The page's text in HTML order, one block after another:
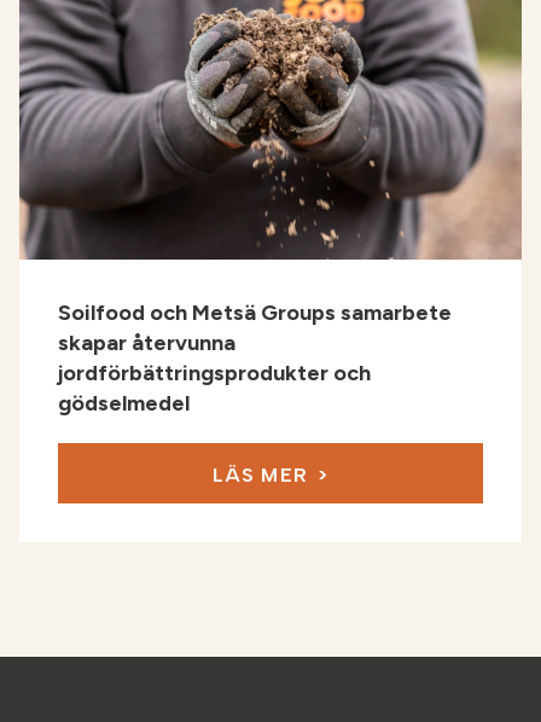
Soilfood och Metsä Groups samarbete
skapar återvunna
jordförbättringsprodukter och
gödselmedel
LÄS MER